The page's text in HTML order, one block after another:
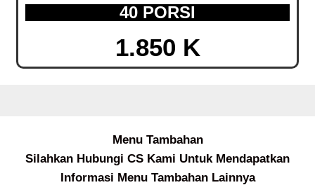
40 PORSI
1.850 K
Menu Tambahan
Silahkan Hubungi CS Kami Untuk Mendapatkan
Informasi Menu Tambahan Lainnya